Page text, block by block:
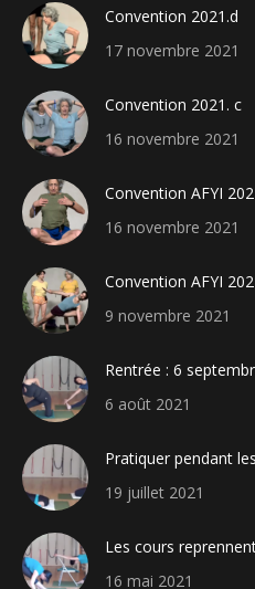
Convention 2021.d
17 novembre 2021
Convention 2021. c
16 novembre 2021
Convention AFYI
16 novembre 2021
Convention AFYI
9 novembre 2021
Rentrée : 6
6 août 2021
Pratiquer pendant
19 juillet 2021
Les cours
16 mai 2021